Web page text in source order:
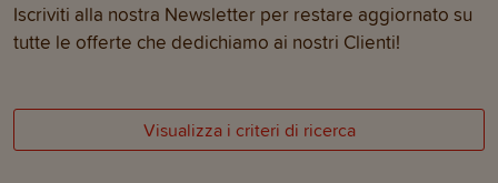
Iscriviti alla nostra Newsletter per restare aggiornato su
tutte le offerte che dedichiamo ai nostri Clienti!
Visualizza i criteri di ricerca